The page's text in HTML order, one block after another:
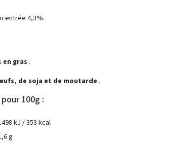
4,3%.
en gras .
de soja et de moutarde .
100g :
kJ / 353 kcal
g